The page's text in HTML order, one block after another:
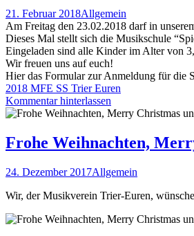
21. Februar 2018Allgemein
Am Freitag den 23.02.2018 darf in
Dieses Mal stellt sich die Musikschule
Eingeladen sind alle Kinder im Alter von
Wir freuen uns auf euch!
Hier das Formular zur Anmeldung für die
2018 MFE SS Trier Euren
Kommentar hinterlassen
Frohe Weihnachten,
24. Dezember 2017Allgemein
Wir, der Musikverein Trier-Euren,